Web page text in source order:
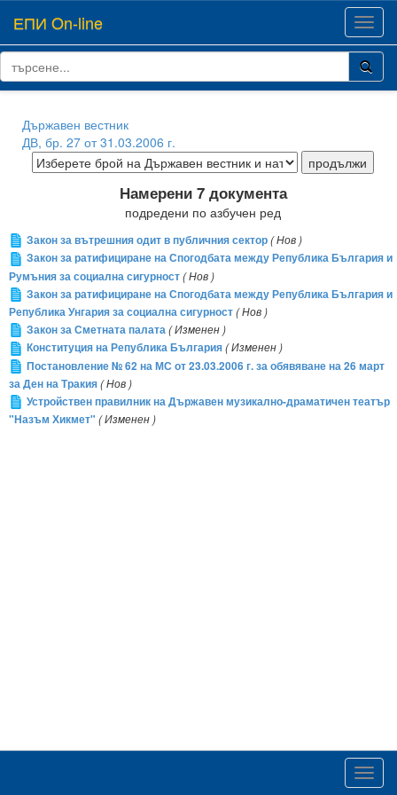
ЕПИ On-line
Държавен вестник
ДВ, бр. 27 от 31.03.2006 г.
Намерени 7 документа
подредени по азбучен ред
Закон за вътрешния одит в публичния сектор( Нов )
Закон за ратифициране на Спогодбата между Република България и
Румъния за социална сигурност( Нов )
Закон за ратифициране на Спогодбата между Република България и
Република Унгария за социална сигурност( Нов )
Закон за Сметната палата( Изменен )
Конституция на Република България( Изменен )
Постановление № 62 на МС от 23.03.2006 г. за обявяване на 26 март
за Ден на Тракия( Нов )
Устройствен правилник на Държавен музикално-драматичен театър
"Назъм Хикмет" ( Изменен )